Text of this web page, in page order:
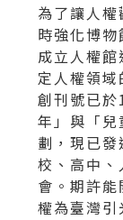
為了讓人
時強化博
成立人權
定人權領域
創刊號已
年」與「
劃，現已
校、高中
會。期許
權為臺灣引